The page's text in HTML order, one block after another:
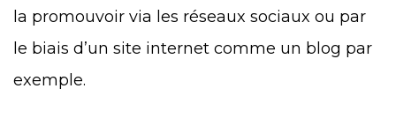
la promouvoir via les réseaux sociaux ou par
le biais d’un site internet comme un blog par
exemple.